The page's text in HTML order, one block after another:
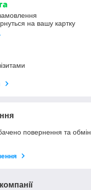
на вашу картку
повернення та